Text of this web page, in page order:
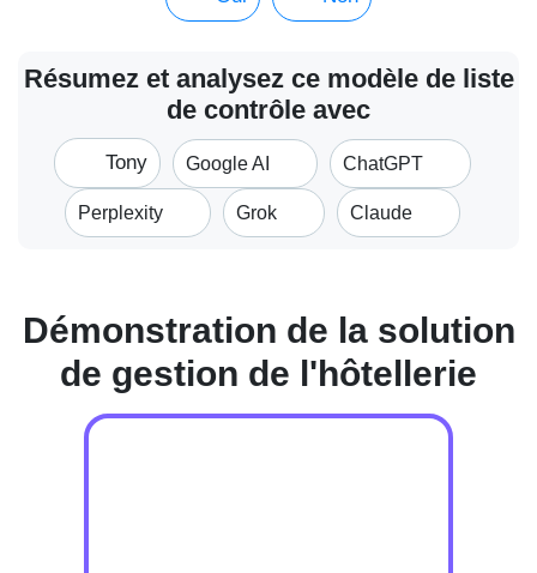
Résumez et analysez ce modèle de liste
de contrôle avec
Tony Google AI ChatGPT
Perplexity Grok Claude
Démonstration de la solution
de gestion de l'hôtellerie